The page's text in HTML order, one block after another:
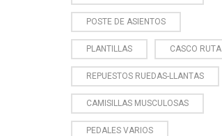
POSTE DE ASIENTOS
PLANTILLAS CASCO RUTA
REPUESTOS RUEDAS-LLANTAS
CAMISILLAS MUSCULOSAS
PEDALES VARIOS